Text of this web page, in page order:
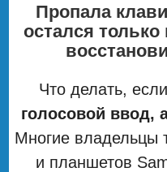
Пропала
остался
Что делать, если
голосовой ввод,
Многие владельцы
и планшетов